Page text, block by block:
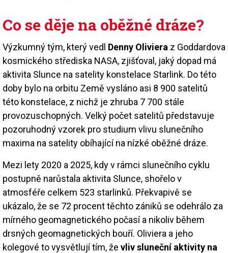
Co se děje na oběžné dráze?
Výzkumný tým, který vedl Denny Oliviera z Goddardova
kosmického střediska NASA, zjišťoval, jaký dopad má
aktivita Slunce na satelity konstelace Starlink. Do této
doby bylo na orbitu Země vysláno asi 8 900 satelitů
této konstelace, z nichž je zhruba 7 700 stále
provozuschopných. Velký počet satelitů představuje
pozoruhodný vzorek pro studium vlivu slunečního
maxima na satelity obíhající na nízké oběžné dráze.
Mezi lety 2020 a 2025, kdy v rámci slunečního cyklu
postupně narůstala aktivita Slunce, shořelo v
atmosféře celkem 523 starlinků. Překvapivě se
ukázalo, že se 72 procent těchto zániků se odehrálo za
mírného geomagnetického počasí a nikoliv během
drsných geomagnetických bouří. Oliviera a jeho
kolegové to vysvětlují tím, že vliv sluneční aktivity na